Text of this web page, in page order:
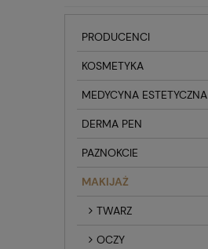
PRODUCENCI
KOSMETYKA
MEDYCYNA ESTETYCZNA
DERMA PEN
PAZNOKCIE
MAKIJAŻ
TWARZ
OCZY